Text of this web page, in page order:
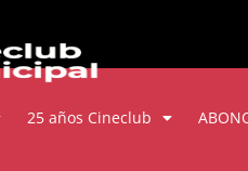
25 años Cineclub